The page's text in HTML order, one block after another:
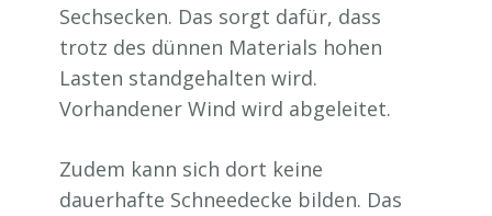
Sechsecken. Das sorgt dafür, dass
trotz des dünnen Materials hohen
Lasten standgehalten wird.
Vorhandener Wind wird abgeleitet.
Zudem kann sich dort keine
dauerhafte Schneedecke bilden. Das